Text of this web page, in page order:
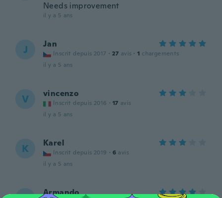
Needs improvement
il y a 5 ans
J Jan
Inscrit depuis 2017 · 27 avis · 1 chargements
il y a 5 ans
V vincenzo
Inscrit depuis 2016 · 17 avis
il y a 5 ans
K Karel
Inscrit depuis 2019 · 6 avis
il y a 5 ans
Armando